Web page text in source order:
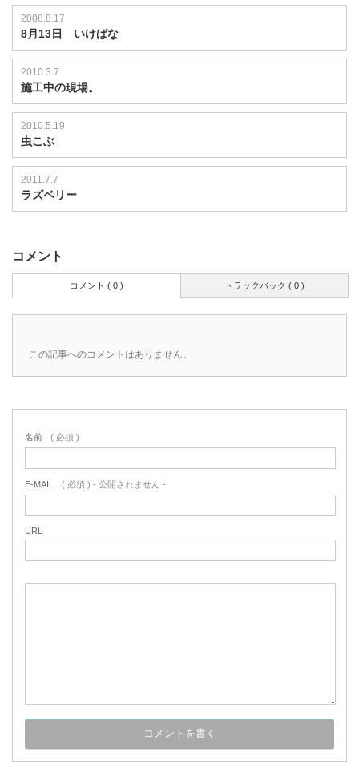
2008.8.17
8月13日 いけばな
2010.3.7
施工中の現場。
2010.5.19
虫こぶ
2011.7.7
ラズベリー
コメント
トラックバック ( 0 )
コメント ( 0 )
この記事へのコメントはありません。
名前 ( 必須 )
E-MAIL ( 必須 ) - 公開されません -
URL